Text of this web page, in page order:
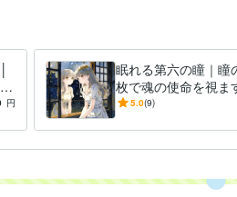
円
眠れる第六の瞳｜瞳
枚で魂の使命を視ま
と探していた答えが
5.0(9)